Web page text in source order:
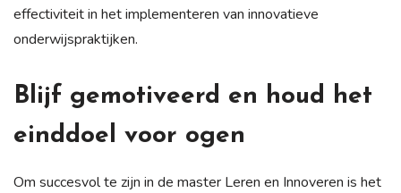
effectiviteit in het implementeren van innovatieve
onderwijspraktijken.
Blijf gemotiveerd en houd het
einddoel voor ogen
Om succesvol te zijn in de master Leren en Innoveren is het